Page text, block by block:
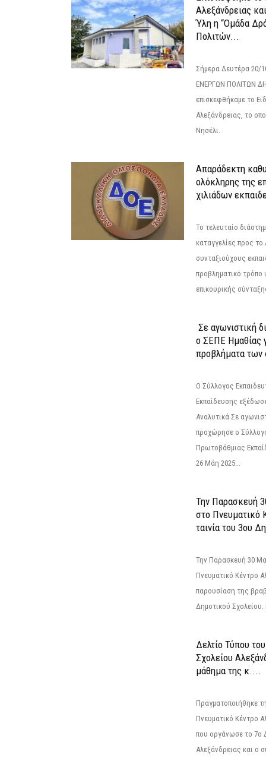
Αλεξάνδρειας
Ύλη η “Ομάδα
Πολιτών...
Σήμερα Δευτέρα
ΕΝΕΡΓΩΝ ΠΟΛΙΤΩΝ
επισκεφθήκαμε το
Αλεξάνδρειας, το
Νησέλι.
Απαράδεκτη
ολόκληρης της
χιλιάδων
Το τελευταίο
καταγγελίες προς
συνταξιούχους
προβληματικό τρόπο
επικουρικής
Σε αγωνιστική
ο ΣΕΠΕ Ημαθίας
προβλήματα των
Ο Σύλλογος
Εκπαίδευσης
Αναλυτικά Σε
προχώρησε ο
Πρωτοβάθμιας
26 Μάη 2025...
Την Παρασκευή
στο Πνευματικό
ταινία του 3ου
Την Παρασκευή 30
Πνευματικό Κέντρο
παρουσίαση της
Δημοτικού Σχολείου.
Δελτίο Τύπου
Σχολείου
μάθημα της κ....
Πραγματοποιήθηκε
Πνευματικό Κέντρο
που οργάνωσε το 7ο
Αλεξάνδρειας και ο